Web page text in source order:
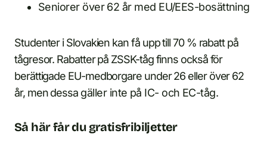
Seniorer över 62 år med EU/EES-bosättning
Studenter i Slovakien kan få upp till 70 % rabatt på
tågresor. Rabatter på ZSSK-tåg finns också för
berättigade EU-medborgare under 26 eller över 62
år, men dessa gäller inte på IC- och EC-tåg.
Så här får du gratisfribiljetter